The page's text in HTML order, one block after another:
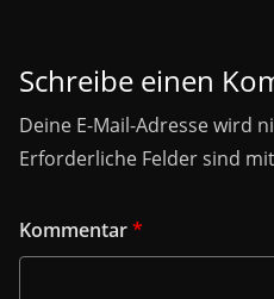
Schreibe einen
Deine E-Mail-Adresse wird
Erforderliche Felder sind mit
Kommentar*